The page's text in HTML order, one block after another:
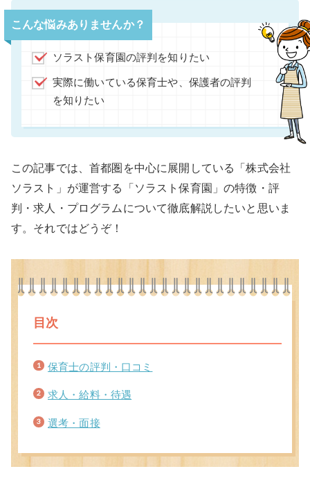
こんな悩みありませんか？
ソラスト保育園の評判を知りたい
実際に働いている保育士や、保護者の評判
を知りたい
この記事では、首都圏を中心に展開している「株式会社
ソラスト」が運営する「ソラスト保育園」の特徴・評
判・求人・プログラムについて徹底解説したいと思いま
す。それではどうぞ！
目次
保育士の評判・口コミ
求人・給料・待遇
選考・面接